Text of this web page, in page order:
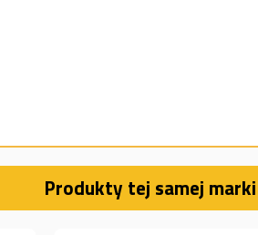
Produkty tej samej marki